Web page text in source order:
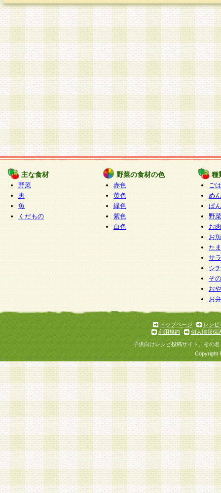
主な食材
野菜
肉
魚
くだもの
野菜の食材の色
赤色
黄色
緑色
紫色
白色
種
ご
めん
ぱん
野
お
お
た
サ
シ
そ
お
お
トップページ
レシピ
利用規約
個人情報保
子供向けレシピ投稿サイト、その
Copyright